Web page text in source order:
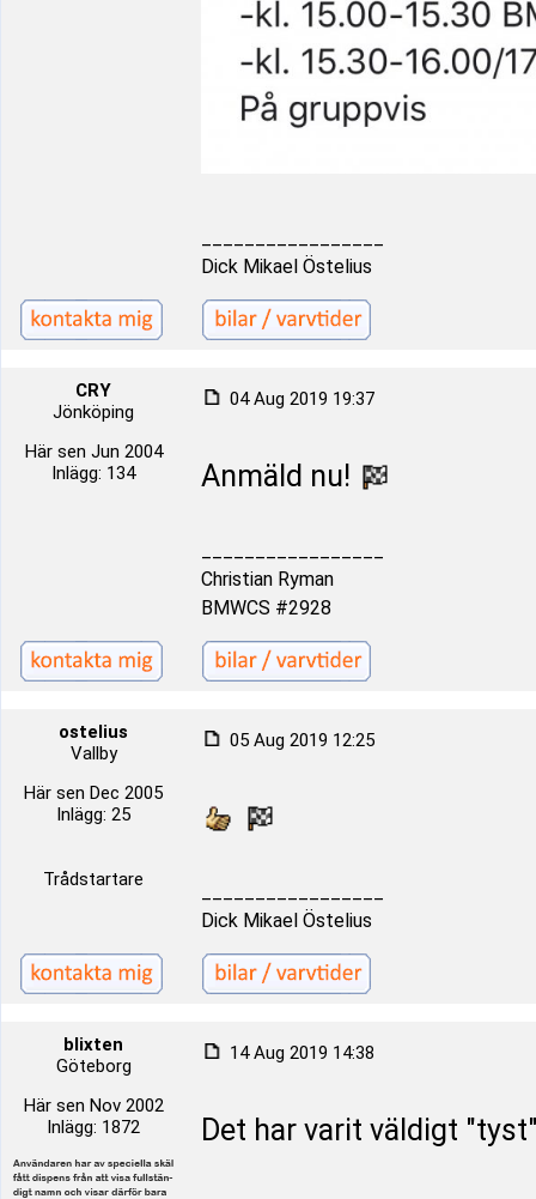
Dick Mikael Östelius
CRY
Jönköping
Här sen Jun 2004
Inlägg: 134
04 Aug 2019 19:37
Anmäld nu!
Christian Ryman
BMWCS #2928
ostelius
Vallby
Här sen Dec 2005
Inlägg: 25
Trådstartare
05 Aug 2019 12:25
Dick Mikael Östelius
blixten
Göteborg
Här sen Nov 2002
Inlägg: 1872
14 Aug 2019 14:38
Det har varit väldigt